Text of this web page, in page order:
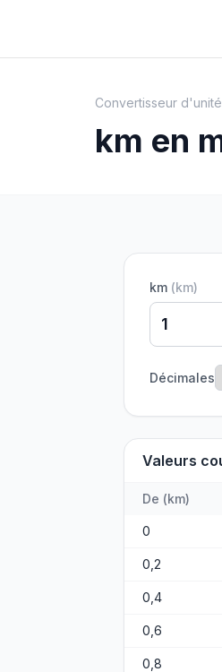
Convertisseur
km en
km (km)
Décimales
Valeurs
De (km)
0
0,2
0,4
0,6
0,8